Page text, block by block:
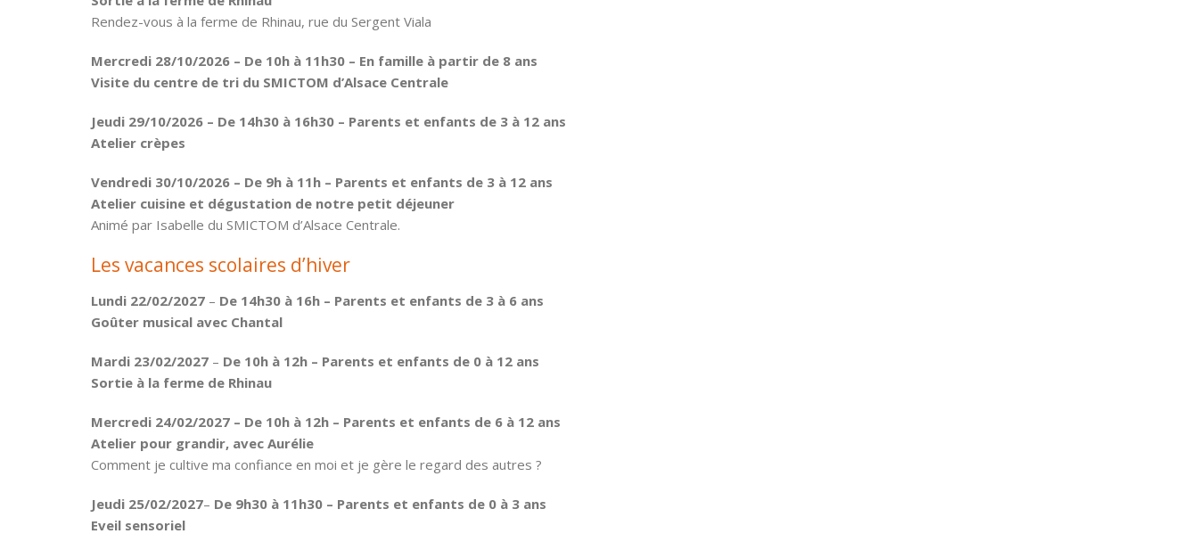
Rendez-vous à la ferme de Rhinau, rue du Sergent Viala
Mercredi 28/10/2026 – De 10h à 11h30 – En famille à partir de 8 ans
Visite du centre de tri du SMICTOM d’Alsace Centrale
Jeudi 29/10/2026 – De 14h30 à 16h30 – Parents et enfants de 3 à 12 ans
Atelier crèpes
Vendredi 30/10/2026 – De 9h à 11h – Parents et enfants de 3 à 12 ans
Atelier cuisine et dégustation de notre petit déjeuner
Animé par Isabelle du SMICTOM d’Alsace Centrale.
Les vacances scolaires d’hiver
Lundi 22/02/2027 – De 14h30 à 16h – Parents et enfants de 3 à 6 ans
Goûter musical avec Chantal
Mardi 23/02/2027 – De 10h à 12h – Parents et enfants de 0 à 12 ans
Sortie à la ferme de Rhinau
Mercredi 24/02/2027 – De 10h à 12h – Parents et enfants de 6 à 12 ans
Atelier pour grandir, avec Aurélie
Comment je cultive ma confiance en moi et je gère le regard des autres ?
Jeudi 25/02/2027– De 9h30 à 11h30 – Parents et enfants de 0 à 3 ans
Eveil sensoriel